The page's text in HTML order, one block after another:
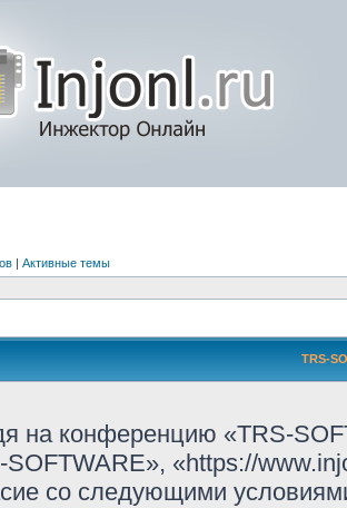
| Активные темы
TRS-
на конференцию «TRS-
SOFTWARE», «https://
со следующими